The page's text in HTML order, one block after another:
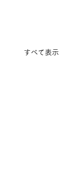
すべて表示